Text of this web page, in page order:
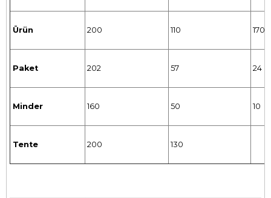
Ürün 200 110 170
Paket 202 57 24
Minder 160 50 10
Tente 200 130